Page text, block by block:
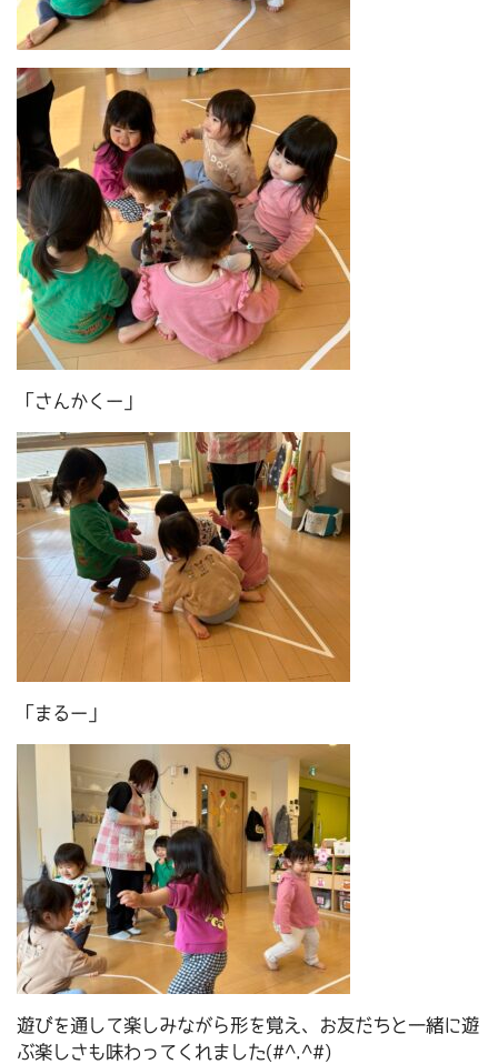
「さんかくー」
「まるー」
遊びを通して楽しみながら形を覚え、お友だちと一緒に遊
ぶ楽しさも味わってくれました(#^.^#)